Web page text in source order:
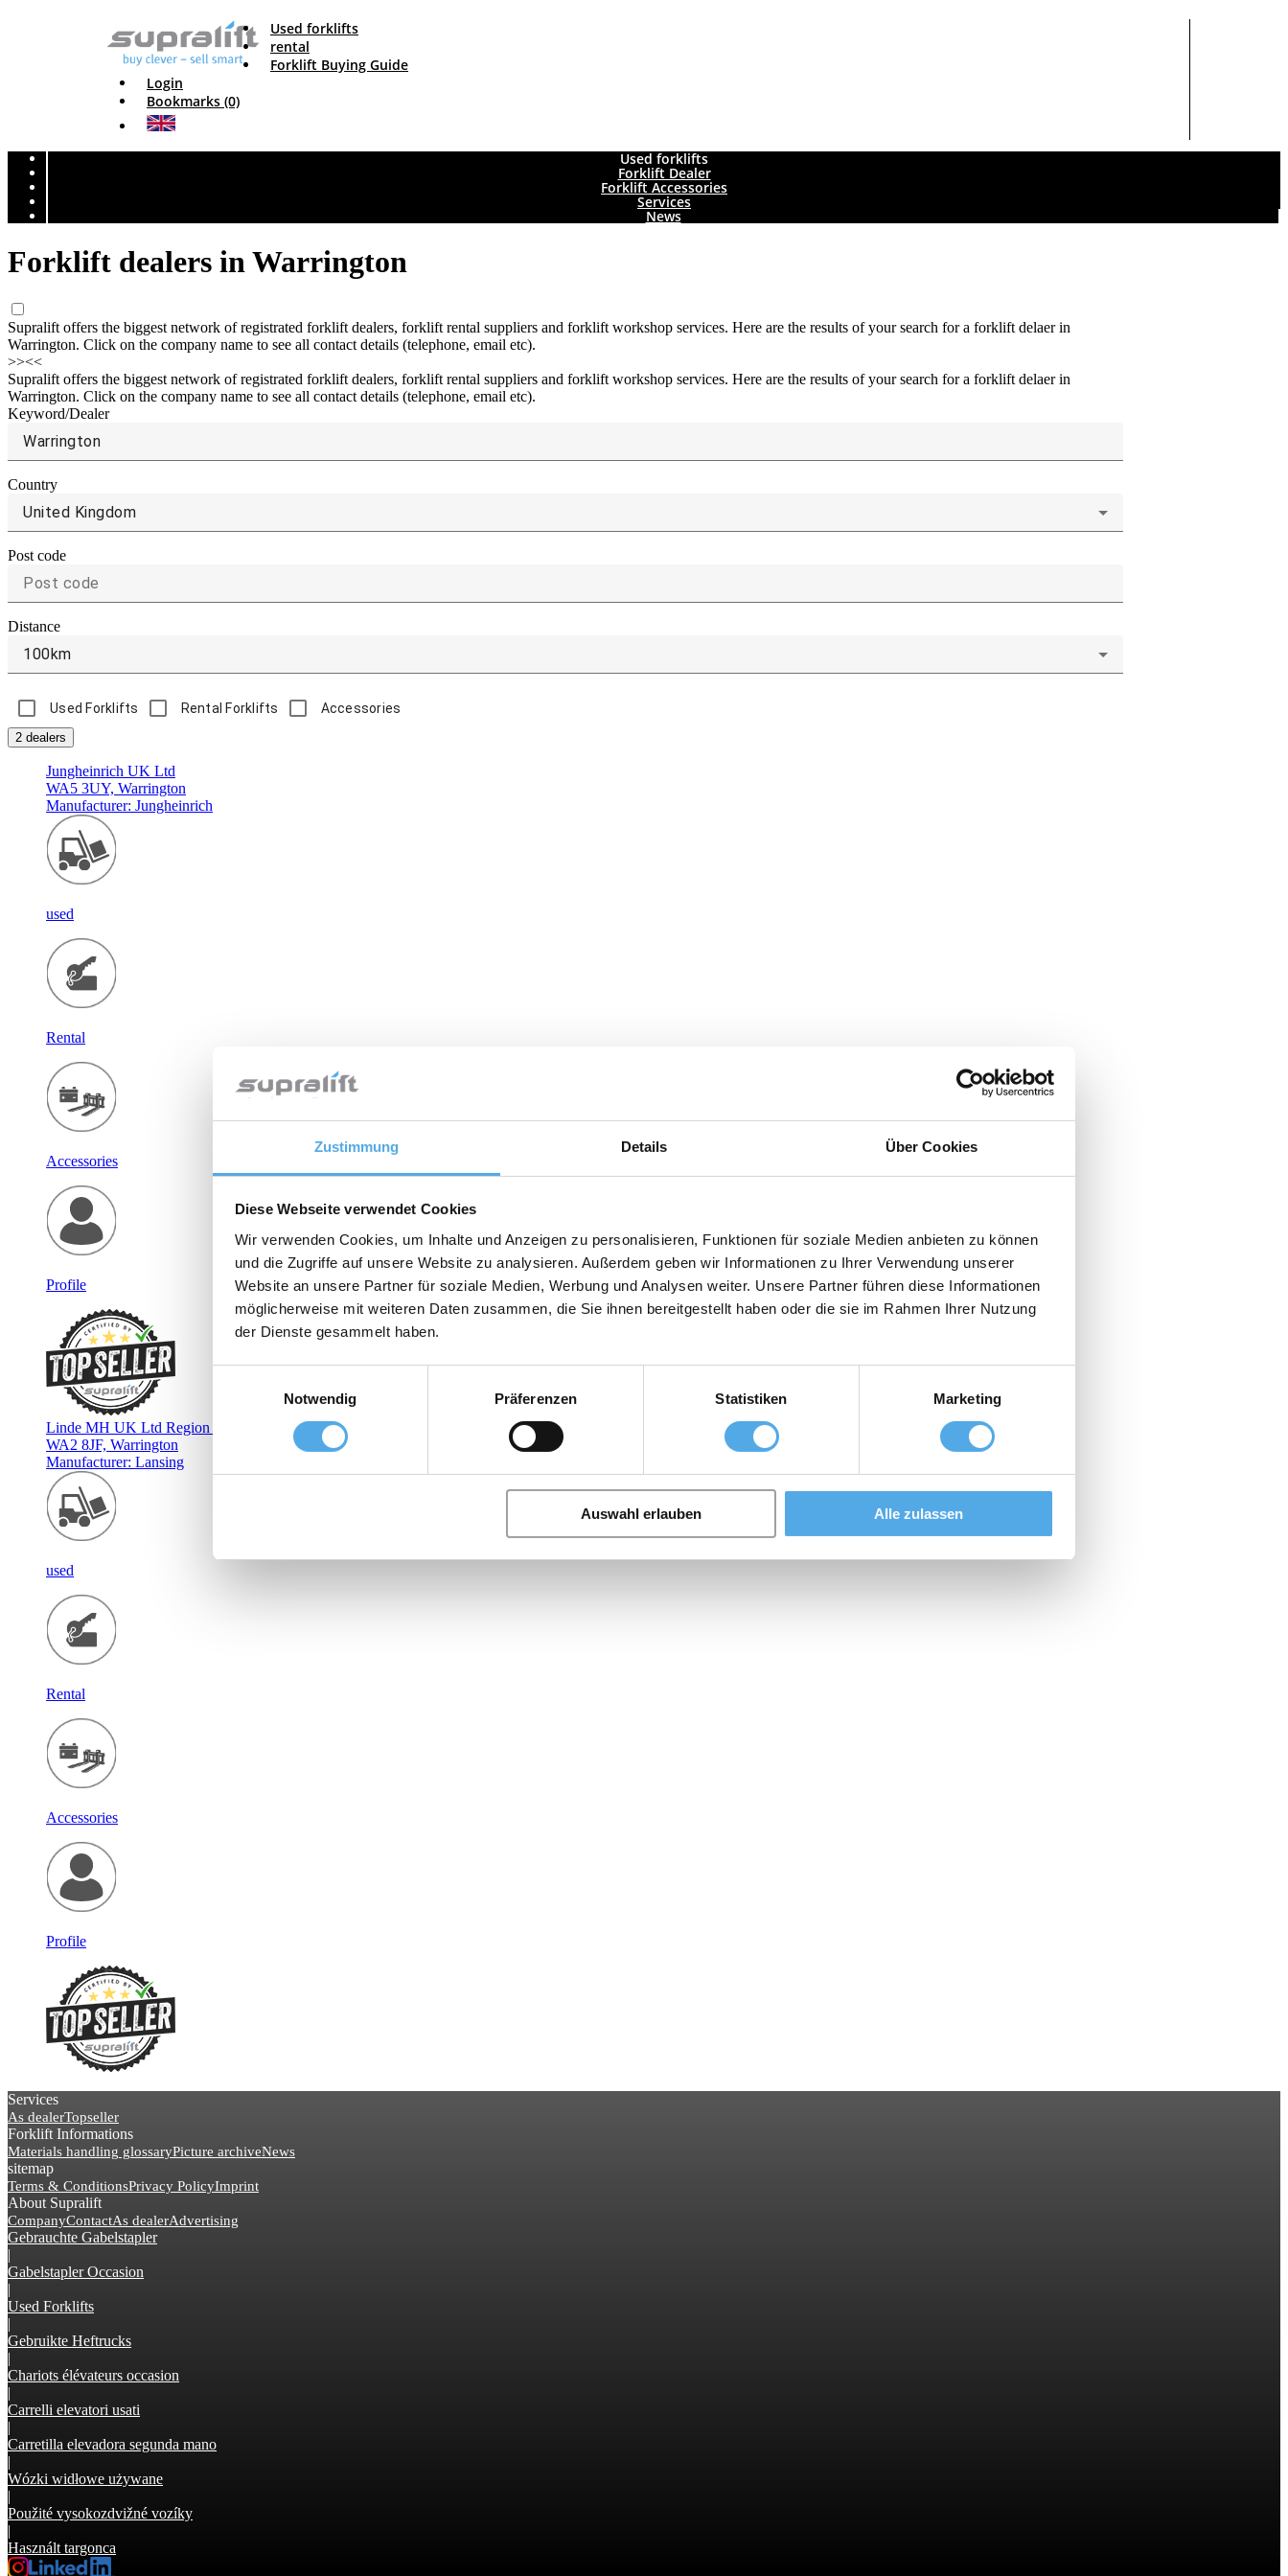
Zustimmung Details Über Cookies
Diese Webseite verwendet Cookies
Wir verwenden Cookies, um Inhalte und Anzeigen zu personalisieren, Funktionen für soziale Medien anbieten zu können
und die Zugriffe auf unsere Website zu analysieren. Außerdem geben wir Informationen zu Ihrer Verwendung unserer
Website an unsere Partner für soziale Medien, Werbung und Analysen weiter. Unsere Partner führen diese Informationen
möglicherweise mit weiteren Daten zusammen, die Sie ihnen bereitgestellt haben oder die sie im Rahmen Ihrer Nutzung
der Dienste gesammelt haben.
Notwendig
Präferenzen Statistiken Marketing
Auswahl erlauben Alle zulassen
Used forklifts
rental
Forklift Buying Guide
Login
Bookmarks (0)
Used forklifts
Forklift Dealer
Forklift Accessories
Services
News
Forklift dealers in Warrington
Supralift offers the biggest network of registrated forklift dealers, forklift rental suppliers and forklift workshop services. Here are the results of your search for a forklift delaer in
Warrington. Click on the company name to see all contact details (telephone, email etc).
>><<
Supralift offers the biggest network of registrated forklift dealers, forklift rental suppliers and forklift workshop services. Here are the results of your search for a forklift delaer in
Warrington. Click on the company name to see all contact details (telephone, email etc).
Keyword/Dealer
Country
United Kingdom
Post code
Distance
100km
Used Forklifts Rental Forklifts Accessories
2 dealers
Jungheinrich UK Ltd
WA5 3UY, Warrington
Manufacturer: Jungheinrich
used
Rental
Accessories
Profile
Linde MH UK Ltd Region North West
WA2 8JF, Warrington
Manufacturer: Lansing
used
Rental
Accessories
Profile
Services
As dealerTopseller
Forklift Informations
Materials handling glossaryPicture archiveNews
sitemap
Terms & ConditionsPrivacy PolicyImprint
About Supralift
CompanyContactAs dealerAdvertising
Gebrauchte Gabelstapler
|
Gabelstapler Occasion
|
Used Forklifts
|
Gebruikte Heftrucks
|
Chariots élévateurs occasion
|
Carrelli elevatori usati
|
Carretilla elevadora segunda mano
|
Wózki widłowe używane
|
Použité vysokozdvižné vozíky
|
Használt targonca